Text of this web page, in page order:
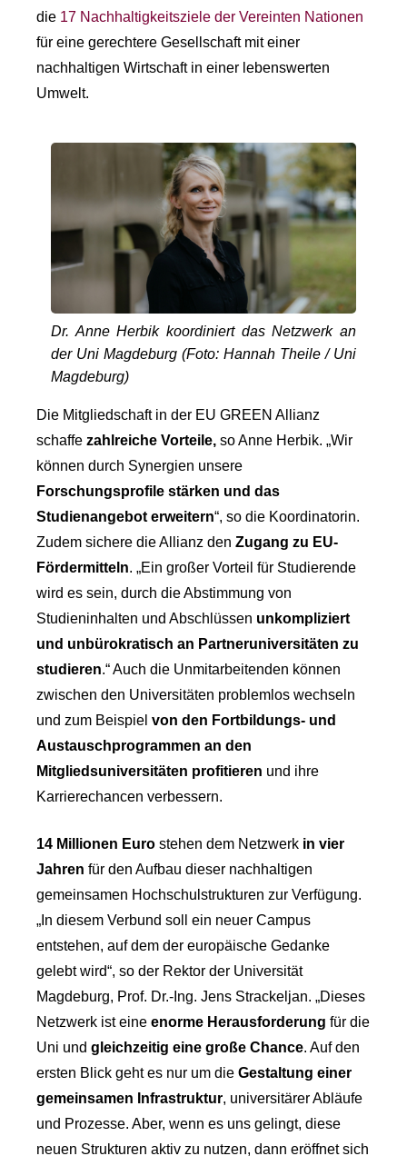
die 17 Nachhaltigkeitsziele der Vereinten Nationen
für eine gerechtere Gesellschaft mit einer
nachhaltigen Wirtschaft in einer lebenswerten
Umwelt.
Dr. Anne Herbik koordiniert das Netzwerk an
der Uni Magdeburg (Foto: Hannah Theile / Uni
Magdeburg)
Die Mitgliedschaft in der EU GREEN Allianz
schaffe zahlreiche Vorteile, so Anne Herbik. „Wir
können durch Synergien unsere
Forschungsprofile stärken und das
Studienangebot erweitern“, so die Koordinatorin.
Zudem sichere die Allianz den Zugang zu EU-
Fördermitteln. „Ein großer Vorteil für Studierende
wird es sein, durch die Abstimmung von
Studieninhalten und Abschlüssen unkompliziert
und unbürokratisch an Partneruniversitäten zu
studieren.“ Auch die Unmitarbeitenden können
zwischen den Universitäten problemlos wechseln
und zum Beispiel von den Fortbildungs- und
Austauschprogrammen an den
Mitgliedsuniversitäten profitieren und ihre
Karrierechancen verbessern.
14 Millionen Euro stehen dem Netzwerk in vier
Jahren für den Aufbau dieser nachhaltigen
gemeinsamen Hochschulstrukturen zur Verfügung.
„In diesem Verbund soll ein neuer Campus
entstehen, auf dem der europäische Gedanke
gelebt wird“, so der Rektor der Universität
Magdeburg, Prof. Dr.-Ing. Jens Strackeljan. „Dieses
Netzwerk ist eine enorme Herausforderung für die
Uni und gleichzeitig eine große Chance. Auf den
ersten Blick geht es nur um die Gestaltung einer
gemeinsamen Infrastruktur, universitärer Abläufe
und Prozesse. Aber, wenn es uns gelingt, diese
neuen Strukturen aktiv zu nutzen, dann eröffnet sich